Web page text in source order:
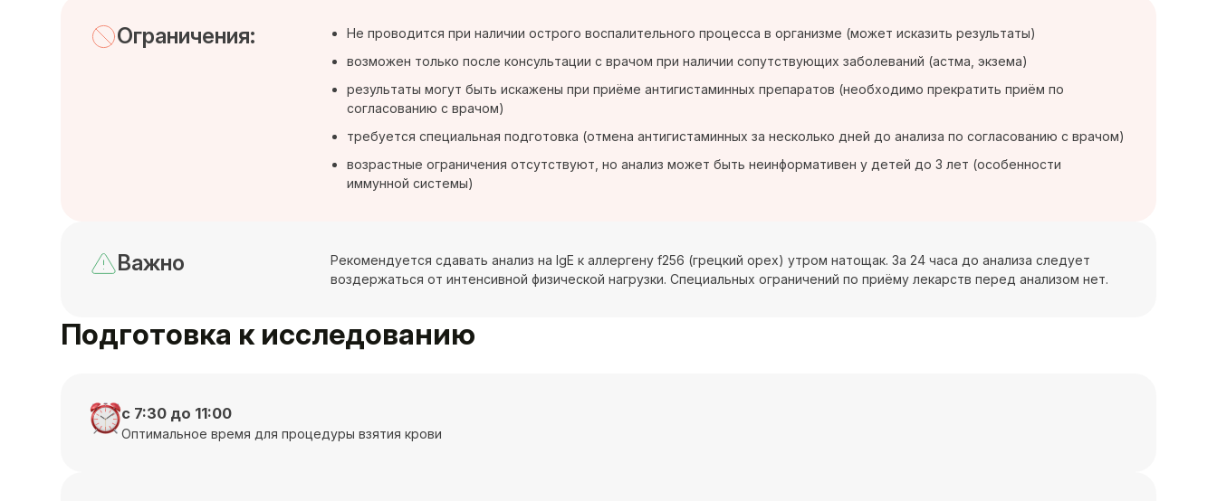
Ограничения:
Не проводится при наличии острого воспалительного процесса в организме (может исказить результаты)
возможен только после консультации с врачом при наличии сопутствующих заболеваний (астма, экзема)
результаты могут быть искажены при приёме антигистаминных препаратов (необходимо прекратить приём по
согласованию с врачом)
требуется специальная подготовка (отмена антигистаминных за несколько дней до анализа по согласованию с врачом)
возрастные ограничения отсутствуют, но анализ может быть неинформативен у детей до 3 лет (особенности
иммунной системы)
Важно
Рекомендуется сдавать анализ на IgE к аллергену f256 (грецкий орех) утром натощак. За 24 часа до анализа следует
воздержаться от интенсивной физической нагрузки. Специальных ограничений по приёму лекарств перед анализом нет.
Подготовка к исследованию
с 7:30 до 11:00
Оптимальное время для процедуры взятия крови